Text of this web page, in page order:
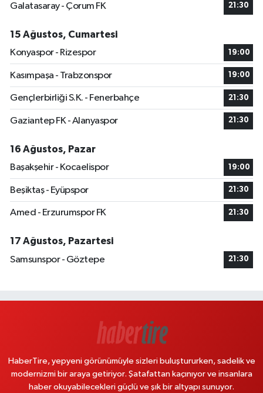
Galatasaray - Çorum FK
21:30
15 Ağustos, Cumartesi
Konyaspor - Rizespor
19:00
Kasımpaşa - Trabzonspor 19:00
Gençlerbirliği S.K. - Fenerbahçe 21:30
Gaziantep FK - Alanyaspor 21:30
16 Ağustos, Pazar
Başakşehir - Kocaelispor
19:00
Beşiktaş - Eyüpspor 21:30
Amed - Erzurumspor FK 21:30
17 Ağustos, Pazartesi
Samsunspor - Göztepe
21:30
HaberTire, yepyeni görünümüyle sizleri buluştururken, sadelik ve
modernizmi bir araya getiriyor. Şatafattan kaçınıyor ve insanlara
haber okuyabilecekleri güçlü ve şık bir altyapı sunuyor.